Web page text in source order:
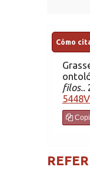
Cómo
filos..